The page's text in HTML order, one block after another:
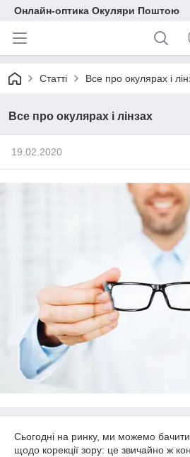
Онлайн-оптика Окуляри Поштою
Статті Все про окулярах і
Все про окулярах і лінзах
19.02.2020
Сьогодні на ринку, ми можемо бачити
щодо корекції зору: це звичайно ж